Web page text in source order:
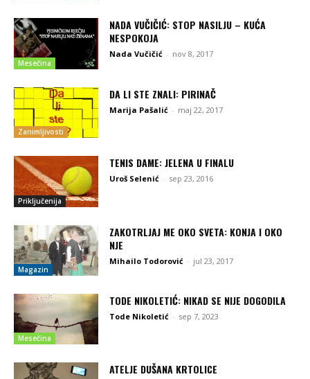
Mesečina
NADA VUČIČIĆ: STOP NASILJU – KUĆA
NESPOKOJA
Nada Vučičić - nov 8, 2017
Zanimljivosti
DA LI STE ZNALI: PIRINAČ
Marija Pašalić - maj 22, 2017
Priključenija
TENIS DAME: JELENA U FINALU
Uroš Selenić - sep 23, 2016
Magazin
ZAKOTRLJAJ ME OKO SVETA: KONJA I OKO
NJE
Mihailo Todorović - jul 23, 2017
Mesečina
TODE NIKOLETIĆ: NIKAD SE NIJE DOGODILA
Tode Nikoletić - sep 7, 2023
ATELJE DUŠANA KRTOLICE